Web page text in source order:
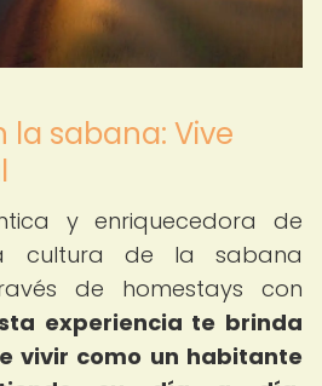
la sabana: Vive
y enriquecedora de
cultura de la sabana
de homestays con
experiencia te brinda
vivir como un habitante